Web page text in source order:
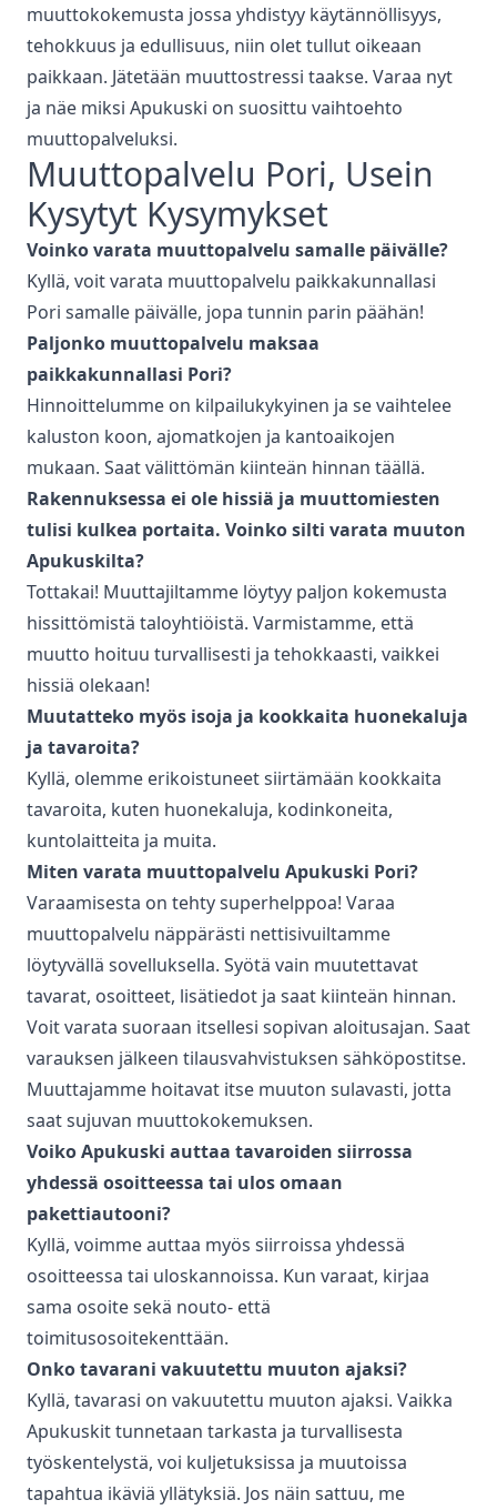
muuttokokemusta jossa yhdistyy käytännöllisyys,
tehokkuus ja edullisuus, niin olet tullut oikeaan
paikkaan. Jätetään muuttostressi taakse. Varaa nyt
ja näe miksi Apukuski on suosittu vaihtoehto
muuttopalveluksi.
Muuttopalvelu Pori, Usein
Kysytyt Kysymykset
Voinko varata muuttopalvelu samalle päivälle?
Kyllä, voit varata muuttopalvelu paikkakunnallasi
Pori samalle päivälle, jopa tunnin parin päähän!
Paljonko muuttopalvelu maksaa
paikkakunnallasi Pori?
Hinnoittelumme on kilpailukykyinen ja se vaihtelee
kaluston koon, ajomatkojen ja kantoaikojen
mukaan. Saat välittömän kiinteän hinnan täällä.
Rakennuksessa ei ole hissiä ja muuttomiesten
tulisi kulkea portaita. Voinko silti varata muuton
Apukuskilta?
Tottakai! Muuttajiltamme löytyy paljon kokemusta
hissittömistä taloyhtiöistä. Varmistamme, että
muutto hoituu turvallisesti ja tehokkaasti, vaikkei
hissiä olekaan!
Muutatteko myös isoja ja kookkaita huonekaluja
ja tavaroita?
Kyllä, olemme erikoistuneet siirtämään kookkaita
tavaroita, kuten huonekaluja, kodinkoneita,
kuntolaitteita ja muita.
Miten varata muuttopalvelu Apukuski Pori?
Varaamisesta on tehty superhelppoa! Varaa
muuttopalvelu näppärästi nettisivuiltamme
löytyvällä sovelluksella. Syötä vain muutettavat
tavarat, osoitteet, lisätiedot ja saat kiinteän hinnan.
Voit varata suoraan itsellesi sopivan aloitusajan. Saat
varauksen jälkeen tilausvahvistuksen sähköpostitse.
Muuttajamme hoitavat itse muuton sulavasti, jotta
saat sujuvan muuttokokemuksen.
Voiko Apukuski auttaa tavaroiden siirrossa
yhdessä osoitteessa tai ulos omaan
pakettiautooni?
Kyllä, voimme auttaa myös siirroissa yhdessä
osoitteessa tai uloskannoissa. Kun varaat, kirjaa
sama osoite sekä nouto- että
toimitusosoitekenttään.
Onko tavarani vakuutettu muuton ajaksi?
Kyllä, tavarasi on vakuutettu muuton ajaksi. Vaikka
Apukuskit tunnetaan tarkasta ja turvallisesta
työskentelystä, voi kuljetuksissa ja muutoissa
tapahtua ikäviä yllätyksiä. Jos näin sattuu, me